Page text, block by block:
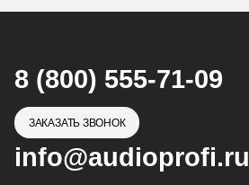
8 (800) 555-71-09
ЗАКАЗАТЬ ЗВОНОК
info@audioprofi.ru